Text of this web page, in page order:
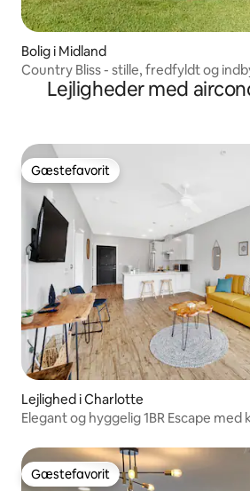
Bolig i Midland
Country Bliss - stille, fredfyldt og
Lejligheder med
Gæstefavorit
Gæstefavorit
Lejlighed i Charlotte
Elegant og hyggelig 1BR Escape med
Gæstefavorit
Gæstefavorit